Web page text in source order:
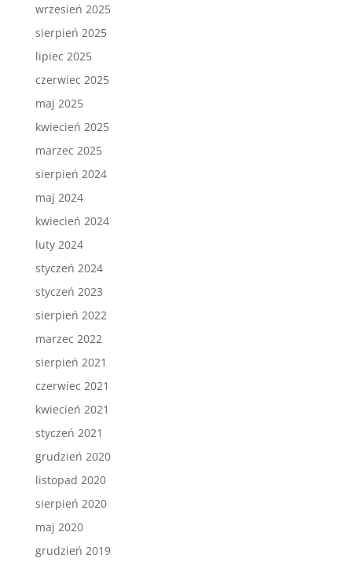
wrzesień 2025
sierpień 2025
lipiec 2025
czerwiec 2025
maj 2025
kwiecień 2025
marzec 2025
sierpień 2024
maj 2024
kwiecień 2024
luty 2024
styczeń 2024
styczeń 2023
sierpień 2022
marzec 2022
sierpień 2021
czerwiec 2021
kwiecień 2021
styczeń 2021
grudzień 2020
listopad 2020
sierpień 2020
maj 2020
grudzień 2019